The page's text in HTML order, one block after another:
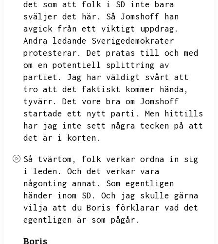
det som att folk i SD inte bara
sväljer det här.
Så Jomshoff han
avgick från ett viktigt uppdrag.
Andra ledande Sverigedemokrater
protesterar.
Det pratas till och med
om en potentiell splittring av
partiet.
Jag har väldigt svårt att
tro att det faktiskt kommer hända,
tyvärr.
Det vore bra om Jomshoff
startade ett nytt parti.
Men hittills
har jag inte sett några tecken på att
det är i korten.
Så tvärtom,
folk verkar ordna in sig
i leden.
Och det verkar vara
någonting annat.
Som egentligen
händer inom SD.
Och jag skulle gärna
vilja att du Boris förklarar vad det
egentligen är som pågår.
Boris